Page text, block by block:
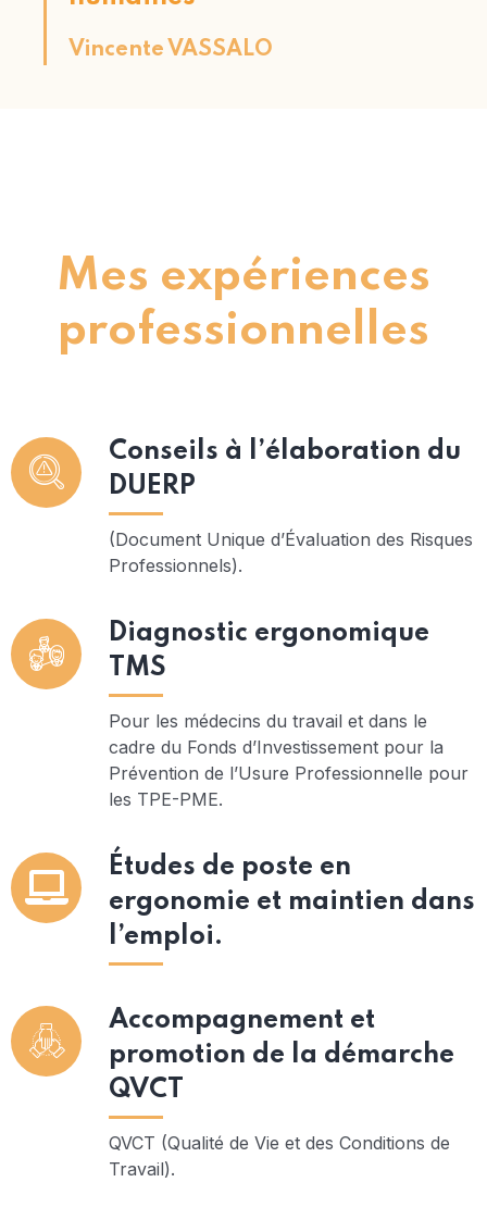
Vincente VASSALO
Mes expériences
professionnelles
Conseils à l’élaboration du
DUERP
(Document Unique d’Évaluation des Risques
Professionnels).
Diagnostic ergonomique
TMS
Pour les médecins du travail et dans le
cadre du Fonds d’Investissement pour la
Prévention de l’Usure Professionnelle pour
les TPE-PME.
Études de poste en
ergonomie et maintien dans
l’emploi.
Accompagnement et
promotion de la démarche
QVCT
QVCT (Qualité de Vie et des Conditions de
Travail).